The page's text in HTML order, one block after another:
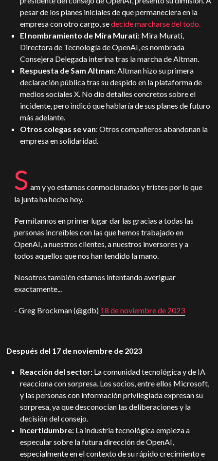
pesar de los planes iniciales de que permaneciera en la
empresa con otro cargo, sedecide marcharse del todo.
El nombramiento de Mira Murati: Mira Murati,
Directora de Tecnología de OpenAI, es nombrada
Consejera Delegada interina tras la marcha de Altman.
Respuesta de Sam Altman:Altman hizo su primera
declaración pública tras su despido en la plataforma de
medios sociales X. No dio detalles concretos sobre el
incidente, pero indicó que hablaría de sus planes de futuro
más adelante.
Otros colegas se van: Otros compañeros abandonan la
empresa en solidaridad.
S am y yo estamos conmocionados y tristes por lo que
la junta ha hecho hoy.
Permítannos en primer lugar dar las gracias a todas las
personas increíbles con las que hemos trabajado en
OpenAI, a nuestros clientes, a nuestros inversores y a
todos aquellos que nos han tendido la mano.
Nosotros también estamos intentando averiguar
exactamente...
- Greg Brockman (@gdb) 18 de noviembre de 2023
Después del 17 de noviembre de 2023
Reacción del sector: La comunidad tecnológica y de IA
reacciona con sorpresa. Los socios, entre ellos Microsoft,
y las personas con información privilegiada expresan su
sorpresa, ya que desconocían las deliberaciones y la
decisión del consejo.
Incertidumbre: La industria tecnológica empieza a
especular sobre la futura dirección de OpenAI,
especialmente en el contexto de su rápido crecimiento e